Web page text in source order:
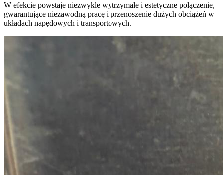
W efekcie powstaje niezwykle wytrzymałe i estetyczne połączenie,
gwarantujące niezawodną pracę i przenoszenie dużych obciążeń w
układach napędowych i transportowych.